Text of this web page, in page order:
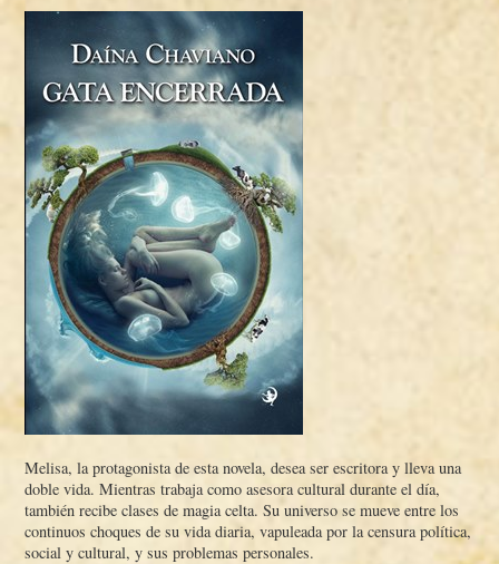
Melisa, la protagonista de esta novela, desea ser escritora y lleva una
doble vida. Mientras trabaja como asesora cultural durante el dí­a,
también recibe clases de magia celta. Su universo se mueve entre los
continuos choques de su vida diaria, vapuleada por la censura polí­tica,
social y cultural, y sus problemas personales.